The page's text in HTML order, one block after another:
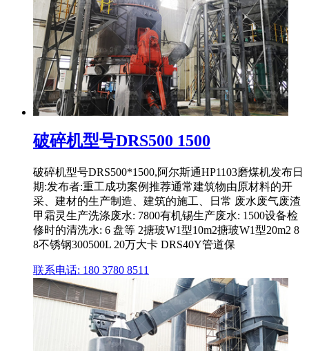
破碎机型号DRS500 1500
破碎机型号DRS500*1500,阿尔斯通HP1103磨煤机发布日
期:发布者:重工成功案例推荐通常建筑物由原材料的开
采、建材的生产制造、建筑的施工、日常 废水废气废渣
甲霜灵生产洗涤废水: 7800有机锡生产废水: 1500设备检
修时的清洗水: 6 盘等 2搪玻W1型10m2搪玻W1型20m2 8
8不锈钢300500L 20万大卡 DRS40Y管道保
联系电话: 180 3780 8511